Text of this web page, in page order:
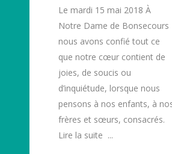
Le mardi 15 mai 2018 À
Notre Dame de Bonsecours
nous avons confié tout ce
que notre cœur contient de
joies, de soucis ou
d’inquiétude, lorsque nous
pensons à nos enfants, à
frères et sœurs, consacrés.
Lire la suite ...